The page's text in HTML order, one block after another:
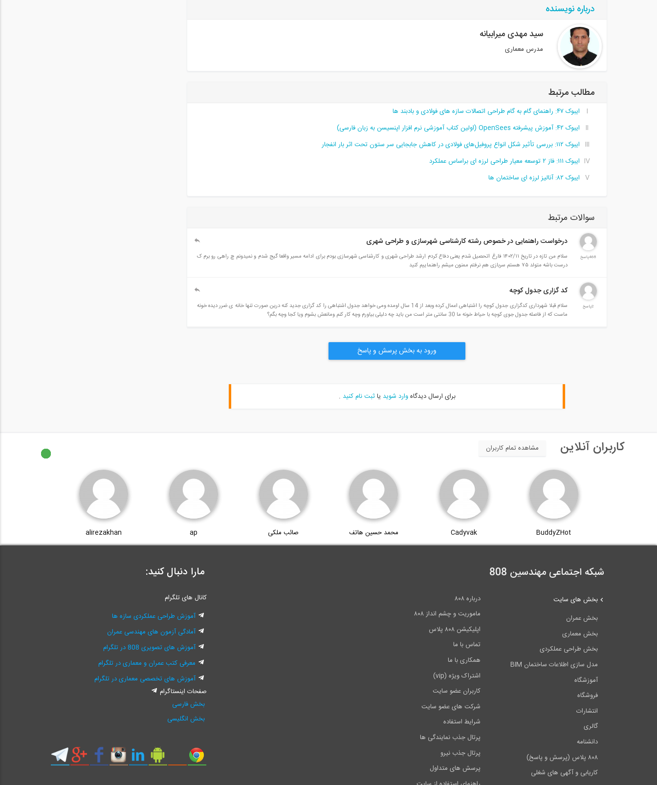
درباره نویسنده
سید مهدی میرابیانه
مدرس معماری
مطالب مرتبط
ایبوک ۴۷: راهنمای گام به گام طراحی اتصالات سازه های فولادی و بادبند ها
ایبوک ۴۲: آموزش پیشرفته OpenSees (اولین کتاب آموزشی نرم افزار اپنسیسن به زبان فارسی)
ایبوک ۱۱۲: بررسی تأثیر شکل انواع پروفیل‌های فولادی در کاهش جابجایی سر ستون تحت اثر بار انفجار
ایبوک ۱۱۱: فاز ۲ توسعه معیار طراحی لرزه ای براساس عملکرد
ایبوک ۸۲: آنالیز لرزه ای ساختمان ها
سوالات مرتبط
468پاسخ
درخواست راهنمایی در خصوص رشته کارشناسی شهرسازی و طراحی شهری
سلام من تازه در تاریخ ۱۴۰۲/۱۱ فارغ اتحصیل شدم یعنی دفاع کردم ارشد طراحی شهری و کارشناسی شهرسازی بودم برای ادامه مسیر واقعا گیج شدم و نمیدونم چ راهی رو برم ک
درست باشه متولد ۷۵ هستم سربازی هم نرفتم ممنون میشم راهنماییم کنید
2پاسخ
کد گزاری جدول کوچه
سلام قبلا شهرداری کدگزاری جدول کوچه را اشتباهی اعمال کرده وبعد از 14 سال اومده ومی خواهد جدول اشتباهی را کد گزاری جدید کنه درین صورت تنها خانه ی ضرر دیده خونه
ماست که از فاصله جدول جوی کوچه با حیاط خونه ما 30 سانتی متر است من باید چه دلیلی بیاورم وچه کار کنم ومانعش بشوم ویا کجا وچه بگم؟
ورود به بخش پرسش و پاسخ
برای ارسال دیدگاهوارد شوید یاثبت نام کنید .
کاربران آنلاین مشاهده تمام کاربران
BuddyZHot
Cadyvak محمد حسین هاتف صائب ملکی ap
alirezakhan
شبکه اجتماعی مهندسین 808
درباره ۸۰۸
ماموریت و چشم انداز ۸۰۸
اپلیکیشن ۸۰۸ پلاس
تماس با ما
همکاری با ما
اشتراک ویژه (vip)
کاربران عضو سایت
شرکت های عضو سایت
شرایط استفاده
پرتال جذب نمایندگی ها
پرتال جذب نیرو
پرسش های متداول
بخش های سایت
بخش عمران
بخش معماری
بخش طراحی عملکردی
مدل سازی اطلاعات ساختمان BIM
آموزشگاه
فروشگاه
انتشارات
گالری
دانشنامه
۸۰۸ پلاس (پرسش و پاسخ)
کاریابی و آگهی های شغلی
مارا دنبال کنید:
کانال های تلگرام
آموزش طراحی عملکردی سازه ها
آمادگی آزمون های مهندسی عمران
آموزش های تصویری 808 در تلگرام
معرفی کتب عمران و معماری در تلگرام
آموزش های تخصصی معماری در تلگرام
صفحات اینستاگرام
بخش فارسی
بخش انگلیسی